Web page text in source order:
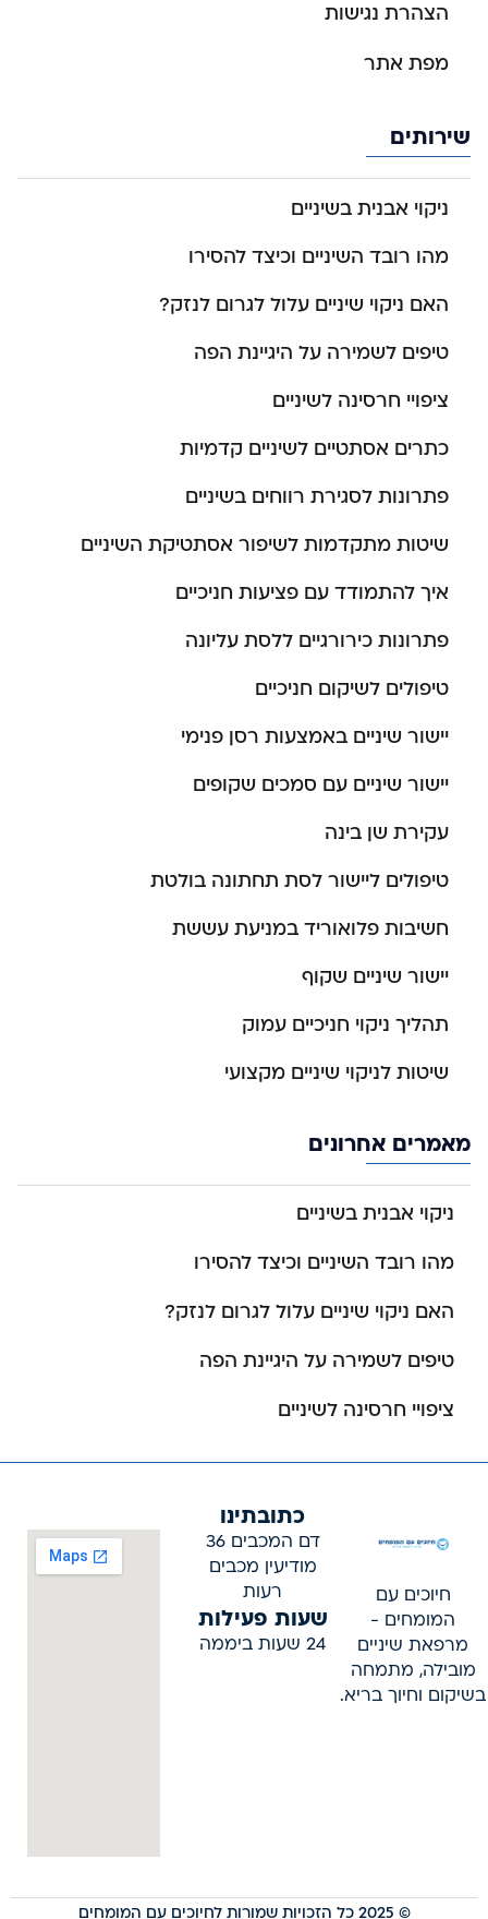
הצהרת נגישות
מפת אתר
שירותים
ניקוי אבנית בשיניים
מהו רובד השיניים וכיצד להסירו
האם ניקוי שיניים עלול לגרום לנזק?
טיפים לשמירה על היגיינת הפה
ציפויי חרסינה לשיניים
כתרים אסתטיים לשיניים קדמיות
פתרונות לסגירת רווחים בשיניים
שיטות מתקדמות לשיפור אסתטיקת השיניים
איך להתמודד עם פציעות חניכיים
פתרונות כירורגיים ללסת עליונה
טיפולים לשיקום חניכיים
יישור שיניים באמצעות רסן פנימי
יישור שיניים עם סמכים שקופים
עקירת שן בינה
טיפולים ליישור לסת תחתונה בולטת
חשיבות פלואוריד במניעת עששת
יישור שיניים שקוף
תהליך ניקוי חניכיים עמוק
שיטות לניקוי שיניים מקצועי
מאמרים אחרונים
ניקוי אבנית בשיניים
מהו רובד השיניים וכיצד להסירו
האם ניקוי שיניים עלול לגרום לנזק?
טיפים לשמירה על היגיינת הפה
ציפויי חרסינה לשיניים
חיוכים עם
המומחים -
מרפאת שיניים
מובילה, מתמחה
בשיקום וחיוך בריא.
כתובתינו
דם המכבים 36
מודיעין מכבים
רעות
שעות פעילות
24 שעות ביממה
© 2025 כל הזכויות שמורות לחיוכים עם המומחים